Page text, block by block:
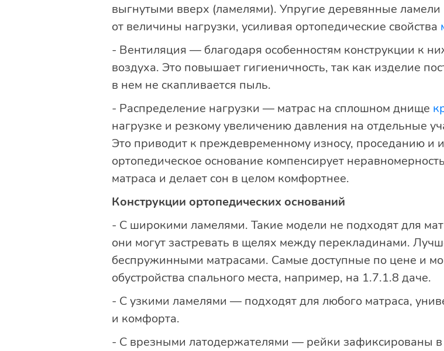
выгнутыми вверх (ламелями). Упругие деревянные
от величины нагрузки, усиливая ортопедические свойства
- Вентиляция — благодаря особенностям конструкции к
воздуха. Это повышает гигиеничность, так как изделие
в нем не скапливается пыль.
- Распределение нагрузки — матрас на сплошном днище
нагрузке и резкому увеличению давления на отдельные
Это приводит к преждевременному износу, проседанию и
ортопедическое основание компенсирует
матраса и делает сон в целом комфортнее.
Конструкции ортопедических оснований
- С широкими ламелями. Такие модели не подходят для
они могут застревать в щелях между перекладинами.
беспружинными матрасами. Самые доступные по цене и
обустройства спального места, например, на 1.7.1.8 даче.
- С узкими ламелями — подходят для любого матраса,
и комфорта.
- С врезными латодержателями — рейки зафиксированы в